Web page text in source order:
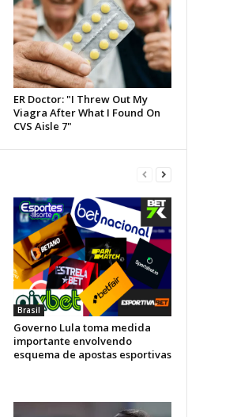
Brasil
Governo Lula toma medida
importante envolvendo
esquema de apostas esportivas